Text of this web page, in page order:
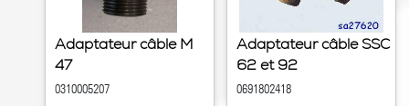
Adaptateur câble M
47
0310005207
Adaptateur câble SSC
62 et 92
0691802418